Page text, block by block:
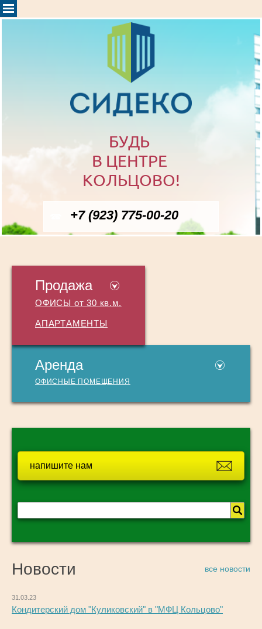
БУДЬ
В ЦЕНТРЕ
КОЛЬЦОВО!
+7 (923) 775-00-20
Продажа
ОФИСЫ от 30 кв.м.
АПАРТАМЕНТЫ
Аренда
ОФИСНЫЕ ПОМЕЩЕНИЯ
напишите нам
Новости все новости
31.03.23
Кондитерский дом "Куликовский" в "МФЦ Кольцово"